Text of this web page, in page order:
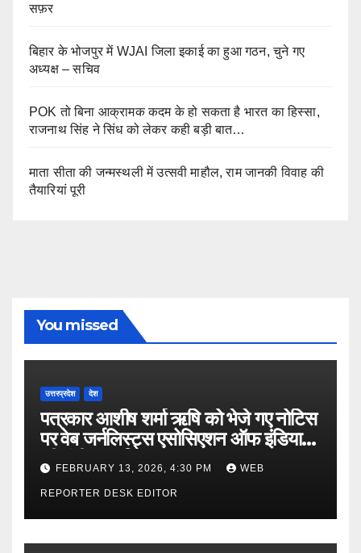
सफ़र
बिहार के भोजपुर में WJAI जिला इकाई का हुआ गठन, चुने गए
अध्यक्ष – सचिव
POK तो बिना आक्रामक कदम के हो सकता है भारत का हिस्सा,
राजनाथ सिंह ने सिंध को लेकर कही बड़ी बात…
माता सीता की जन्मस्थली में उत्सवी माहौल, राम जानकी विवाह की
तैयारियां पूरी
You missed
उत्तरप्रदेश देश
पत्रकार आशीष शर्मा ऋषि को भेजे गए नोटिस
पर वेब जर्नलिस्ट्स एसोसिएशन ऑफ इंडिया
की गंभीर आपत्ति
FEBRUARY 13, 2026, 4:30 PM WEB
REPORTER DESK EDITOR